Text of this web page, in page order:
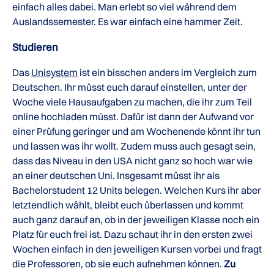
einfach alles dabei. Man erlebt so viel während dem
Auslandssemester. Es war einfach eine hammer Zeit.
Studieren
Das Unisystem ist ein bisschen anders im Vergleich zum
Deutschen. Ihr müsst euch darauf einstellen, unter der
Woche viele Hausaufgaben zu machen, die ihr zum Teil
online hochladen müsst. Dafür ist dann der Aufwand vor
einer Prüfung geringer und am Wochenende könnt ihr tun
und lassen was ihr wollt. Zudem muss auch gesagt sein,
dass das Niveau in den USA nicht ganz so hoch war wie
an einer deutschen Uni. Insgesamt müsst ihr als
Bachelorstudent 12 Units belegen. Welchen Kurs ihr aber
letztendlich wählt, bleibt euch überlassen und kommt
auch ganz darauf an, ob in der jeweiligen Klasse noch ein
Platz für euch frei ist. Dazu schaut ihr in den ersten zwei
Wochen einfach in den jeweiligen Kursen vorbei und fragt
die Professoren, ob sie euch aufnehmen können. Zu